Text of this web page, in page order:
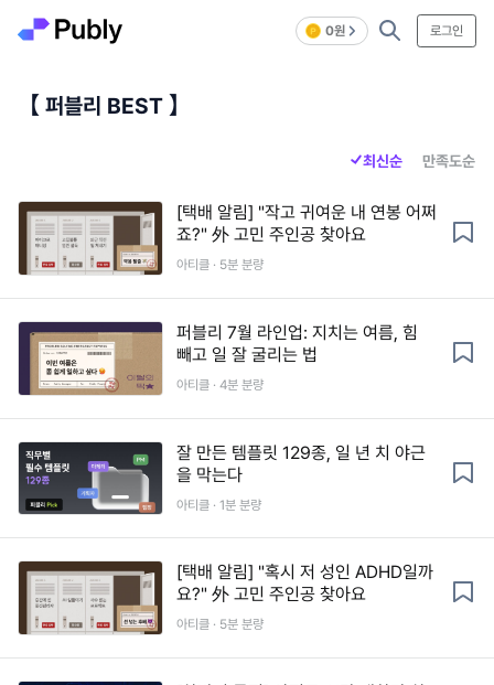
0원 로그인
【 퍼블리 BEST 】
최신순 만족도순
[택배 알림] "작고 귀여운 내 연봉 어쩌
죠?" 外 고민 주인공 찾아요
아티클 · 5분 분량
퍼블리 7월 라인업: 지치는 여름, 힘
빼고 일 잘 굴리는 법
아티클 · 4분 분량
잘 만든 템플릿 129종, 일 년 치 야근
을 막는다
아티클 · 1분 분량
[택배 알림] "혹시 저 성인 ADHD일까
요?" 外 고민 주인공 찾아요
아티클 · 5분 분량